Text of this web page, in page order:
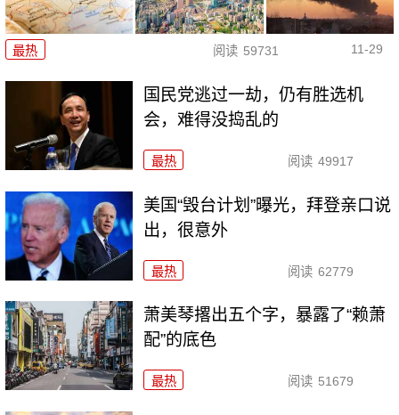
最热 阅读 59731 11-29
国民党逃过一劫，仍有胜选机
会，难得没捣乱的
最热 阅读 49917
美国“毁台计划”曝光，拜登亲口说
出，很意外
最热 阅读 62779
萧美琴撂出五个字，暴露了“赖萧
配”的底色
最热 阅读 51679